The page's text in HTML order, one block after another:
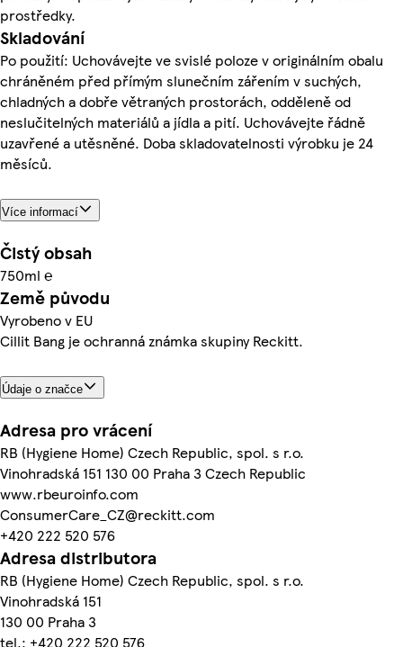
prostředky.
Skladování
Po použití: Uchovávejte ve svislé poloze v originálním obalu
chráněném před přímým slunečním zářením v suchých,
chladných a dobře větraných prostorách, odděleně od
neslučitelných materiálů a jídla a pití. Uchovávejte řádně
uzavřené a utěsněné. Doba skladovatelnosti výrobku je 24
měsíců.
Více informací
Čistý obsah
750ml ℮
Země původu
Vyrobeno v EU
Cillit Bang je ochranná známka skupiny Reckitt.
Údaje o značce
Adresa pro vrácení
RB (Hygiene Home) Czech Republic, spol. s r.o.
Vinohradská 151 130 00 Praha 3 Czech Republic
www.rbeuroinfo.com
ConsumerCare_CZ@reckitt.com
+420 222 520 576
Adresa distributora
RB (Hygiene Home) Czech Republic, spol. s r.o.
Vinohradská 151
130 00 Praha 3
tel.: +420 222 520 576